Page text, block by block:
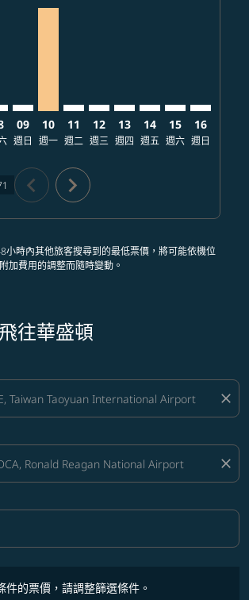
09
週日
10
週一
11
週二
12
週三
13
週四
14
週五
15
週六
16
週日
chevron_left chevron_right
小時內其他旅客搜尋到的最低票價，將可能依機位
加費用的調整而隨時變動。
往華盛頓
close
close
件的票價，請調整篩選條件。